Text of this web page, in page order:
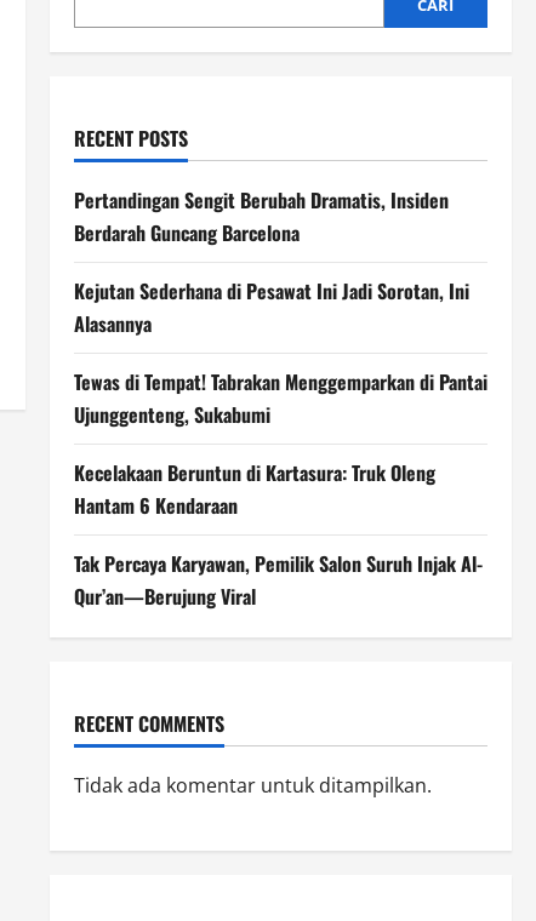
CARI
RECENT POSTS
Pertandingan Sengit Berubah Dramatis, Insiden
Berdarah Guncang Barcelona
Kejutan Sederhana di Pesawat Ini Jadi Sorotan, Ini
Alasannya
Tewas di Tempat! Tabrakan Menggemparkan di Pantai
Ujunggenteng, Sukabumi
Kecelakaan Beruntun di Kartasura: Truk Oleng
Hantam 6 Kendaraan
Tak Percaya Karyawan, Pemilik Salon Suruh Injak Al-
Qur’an—Berujung Viral
RECENT COMMENTS
Tidak ada komentar untuk ditampilkan.